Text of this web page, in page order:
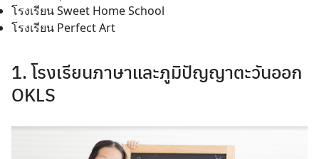
โรงเรียน Sweet Home School
โรงเรียน Perfect Art
1. โรงเรียนภาษาและภูมิปัญญาตะวันออก
OKLS